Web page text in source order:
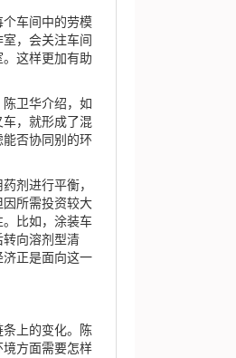
车间中的劳模
，会关注车间
这样更加有助
卫华介绍，如
，就形成了混
否协同别的环
剂进行平衡，
所需投资较大
比如，涂装车
转向溶剂型清
正是面向这一
上的变化。陈
境方面需要怎样